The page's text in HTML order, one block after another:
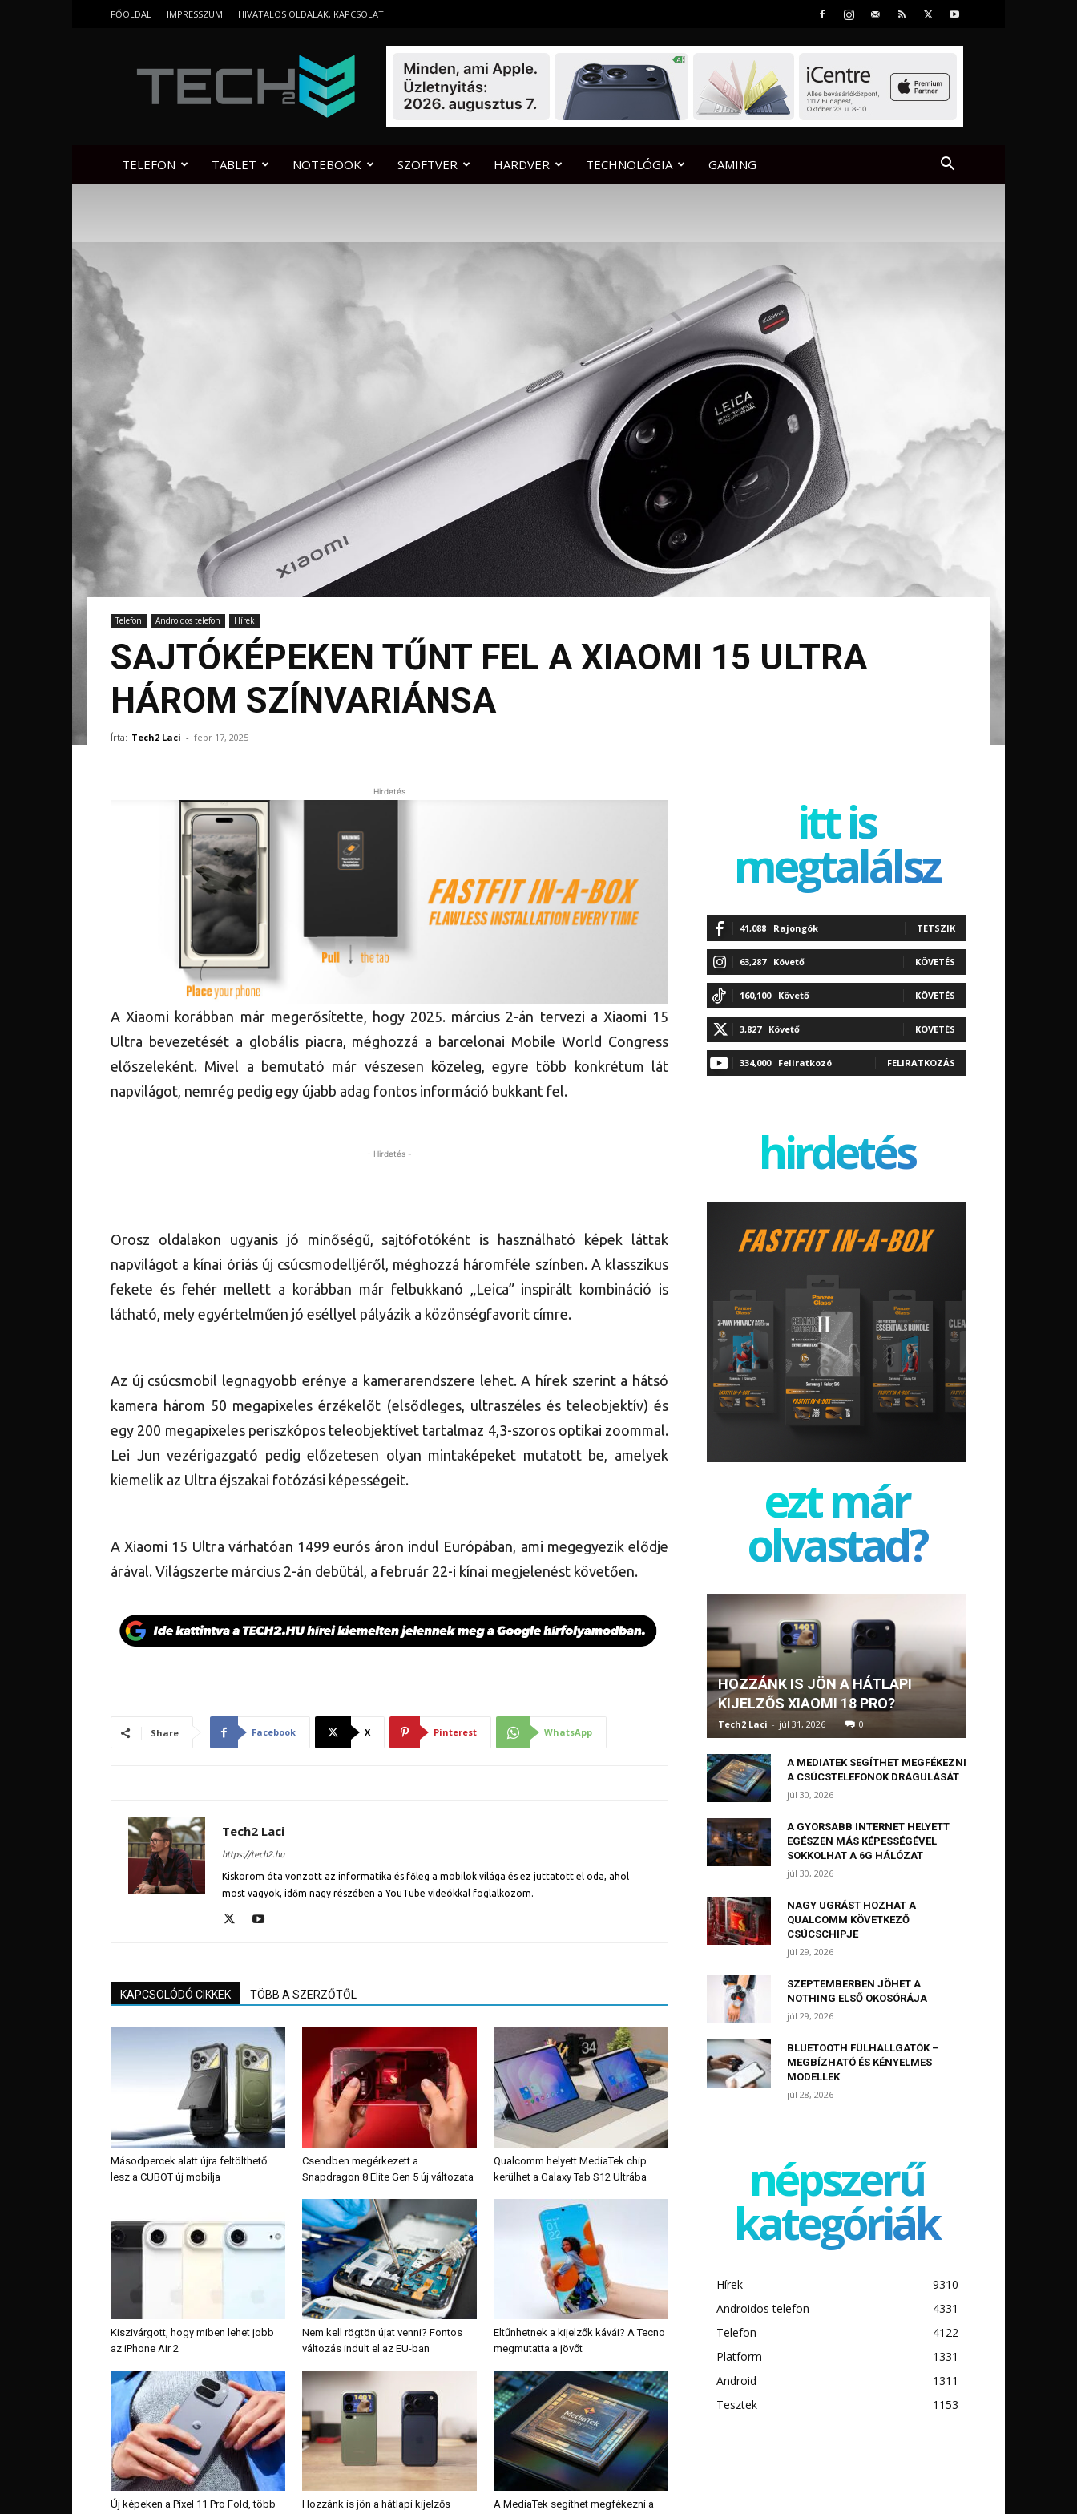
FŐOLDAL IMPRESSZUM HIVATALOS OLDALAK, KAPCSOLAT
TELEFON TABLET NOTEBOOK SZOFTVER HARDVER TECHNOLÓGIA GAMING
Telefon Androidos telefon Hírek
SAJTÓKÉPEKEN TŰNT FEL A XIAOMI 15 ULTRA
HÁROM SZÍNVARIÁNSA
Írta: Tech2 Laci - febr 17, 2025
Hirdetés
A Xiaomi korábban már megerősítette, hogy 2025. március 2-án tervezi a Xiaomi 15
Ultra bevezetését a globális piacra, méghozzá a barcelonai Mobile World Congress
előszeleként. Mivel a bemutató már vészesen közeleg, egyre több konkrétum lát
napvilágot, nemrég pedig egy újabb adag fontos információ bukkant fel.
- Hirdetés -
Orosz oldalakon ugyanis jó minőségű, sajtófotóként is használható képek láttak
napvilágot a kínai óriás új csúcsmodelljéről, méghozzá háromféle színben. A klasszikus
fekete és fehér mellett a korábban már felbukkanó „Leica” inspirált kombináció is
látható, mely egyértelműen jó eséllyel pályázik a közönségfavorit címre.
Az új csúcsmobil legnagyobb erénye a kamerarendszere lehet. A hírek szerint a hátsó
kamera három 50 megapixeles érzékelőt (elsődleges, ultraszéles és teleobjektív) és
egy 200 megapixeles periszkópos teleobjektívet tartalmaz 4,3-szoros optikai zoommal.
Lei Jun vezérigazgató pedig előzetesen olyan mintaképeket mutatott be, amelyek
kiemelik az Ultra éjszakai fotózási képességeit.
A Xiaomi 15 Ultra várhatóan 1499 eurós áron indul Európában, ami megegyezik elődje
árával. Világszerte március 2-án debütál, a február 22-i kínai megjelenést követően.
Share Facebook X Pinterest WhatsApp
Tech2 Laci
https://tech2.hu
Kiskorom óta vonzott az informatika és főleg a mobilok világa és ez juttatott el oda, ahol
most vagyok, időm nagy részében a YouTube videókkal foglalkozom.
KAPCSOLÓDÓ CIKKEK TÖBB A SZERZŐTŐL
Másodpercek alatt újra feltölthető
lesz a CUBOT új mobilja
Csendben megérkezett a
Snapdragon 8 Elite Gen 5 új változata
Qualcomm helyett MediaTek chip
kerülhet a Galaxy Tab S12 Ultrába
Kiszivárgott, hogy miben lehet jobb
az iPhone Air 2
Nem kell rögtön újat venni? Fontos
változás indult el az EU-ban
Eltűnhetnek a kijelzők kávái? A Tecno
megmutatta a jövőt
Új képeken a Pixel 11 Pro Fold, több Hozzánk is jön a hátlapi kijelzős A MediaTek segíthet megfékezni a
itt is
megtalálsz
41,088 Rajongók TETSZIK
63,287 Követő KÖVETÉS
160,100 Követő KÖVETÉS
3,827 Követő KÖVETÉS
334,000 Feliratkozó FELIRATKOZÁS
hirdetés
ezt már
olvastad?
HOZZÁNK IS JÖN A HÁTLAPI
KIJELZŐS XIAOMI 18 PRO?
Tech2 Laci - júl 31, 2026 0
A MEDIATEK SEGÍTHET MEGFÉKEZNI
A CSÚCSTELEFONOK DRÁGULÁSÁT
júl 30, 2026
A GYORSABB INTERNET HELYETT
EGÉSZEN MÁS KÉPESSÉGÉVEL
SOKKOLHAT A 6G HÁLÓZAT
júl 30, 2026
NAGY UGRÁST HOZHAT A
QUALCOMM KÖVETKEZŐ
CSÚCSCHIPJE
júl 29, 2026
SZEPTEMBERBEN JÖHET A
NOTHING ELSŐ OKOSÓRÁJA
júl 29, 2026
BLUETOOTH FÜLHALLGATÓK –
MEGBÍZHATÓ ÉS KÉNYELMES
MODELLEK
júl 28, 2026
népszerű
kategóriák
Hírek
9310
Androidos telefon
4331
Telefon
4122
Platform
1331
Android
1311
Tesztek
1153